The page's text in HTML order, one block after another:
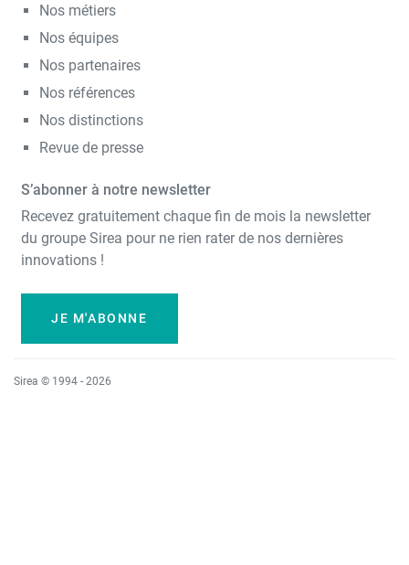
Nos métiers
Nos équipes
Nos partenaires
Nos références
Nos distinctions
Revue de presse
S’abonner à notre newsletter
Recevez gratuitement chaque fin de mois la newsletter
du groupe Sirea pour ne rien rater de nos dernières
innovations !
JE M'ABONNE
Sirea © 1994 - 2026